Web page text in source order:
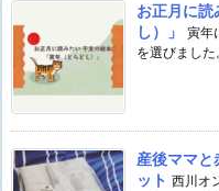
お正月に読
し）」
寅年
を選びまし
産後ママと
ット 西川オ